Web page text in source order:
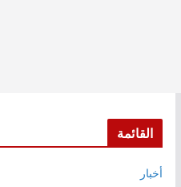
القائمة
أخبار